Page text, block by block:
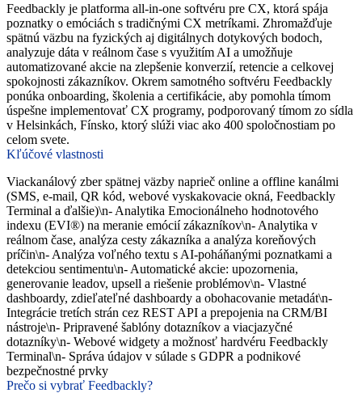
Feedbackly je platforma all-in-one softvéru pre CX, ktorá spája
poznatky o emóciách s tradičnými CX metríkami. Zhromažďuje
spätnú väzbu na fyzických aj digitálnych dotykových bodoch,
analyzuje dáta v reálnom čase s využitím AI a umožňuje
automatizované akcie na zlepšenie konverzií, retencie a celkovej
spokojnosti zákazníkov. Okrem samotného softvéru Feedbackly
ponúka onboarding, školenia a certifikácie, aby pomohla tímom
úspešne implementovať CX programy, podporovaný tímom zo sídla
v Helsinkách, Fínsko, ktorý slúži viac ako 400 spoločnostiam po
celom svete.
Kľúčové vlastnosti
Viackanálový zber spätnej väzby naprieč online a offline kanálmi
(SMS, e-mail, QR kód, webové vyskakovacie okná, Feedbackly
Terminal a ďalšie)\n- Analytika Emocionálneho hodnotového
indexu (EVI®) na meranie emócií zákazníkov\n- Analytika v
reálnom čase, analýza cesty zákazníka a analýza koreňových
príčin\n- Analýza voľného textu s AI-poháňanými poznatkami a
detekciou sentimentu\n- Automatické akcie: upozornenia,
generovanie leadov, upsell a riešenie problémov\n- Vlastné
dashboardy, zdieľateľné dashboardy a obohacovanie metadát\n-
Integrácie tretích strán cez REST API a prepojenia na CRM/BI
nástroje\n- Pripravené šablóny dotazníkov a viacjazyčné
dotazníky\n- Webové widgety a možnosť hardvéru Feedbackly
Terminal\n- Správa údajov v súlade s GDPR a podnikové
bezpečnostné prvky
Prečo si vybrať Feedbackly?